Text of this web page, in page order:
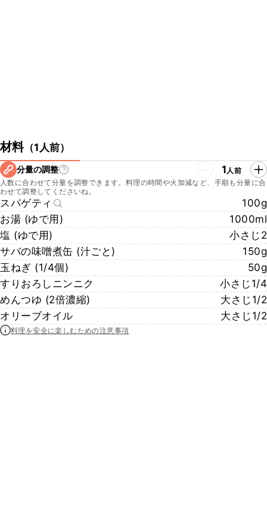
材料（1人前）
分量の調整 1人前
人数に合わせて分量を調整できます。料理の時間や火加減など、手順も分量に合
わせて調整してくださいね。
スパゲティ
100g
お湯 (ゆで用)
1000ml
塩 (ゆで用)
小さじ2
サバの味噌煮缶 (汁ごと)
150g
玉ねぎ (1/4個)
50g
すりおろしニンニク
小さじ1/4
めんつゆ (2倍濃縮)
大さじ1/2
オリーブオイル
大さじ1/2
料理を安全に楽しむための注意事項